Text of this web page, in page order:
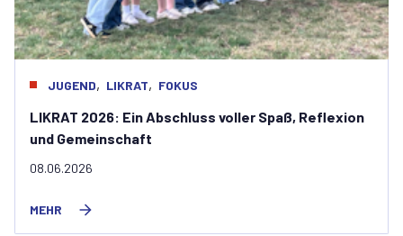
JUGEND, LIKRAT, FOKUS
LIKRAT 2026: Ein Abschluss voller Spaß, Reflexion
und Gemeinschaft
08.06.2026
MEHR